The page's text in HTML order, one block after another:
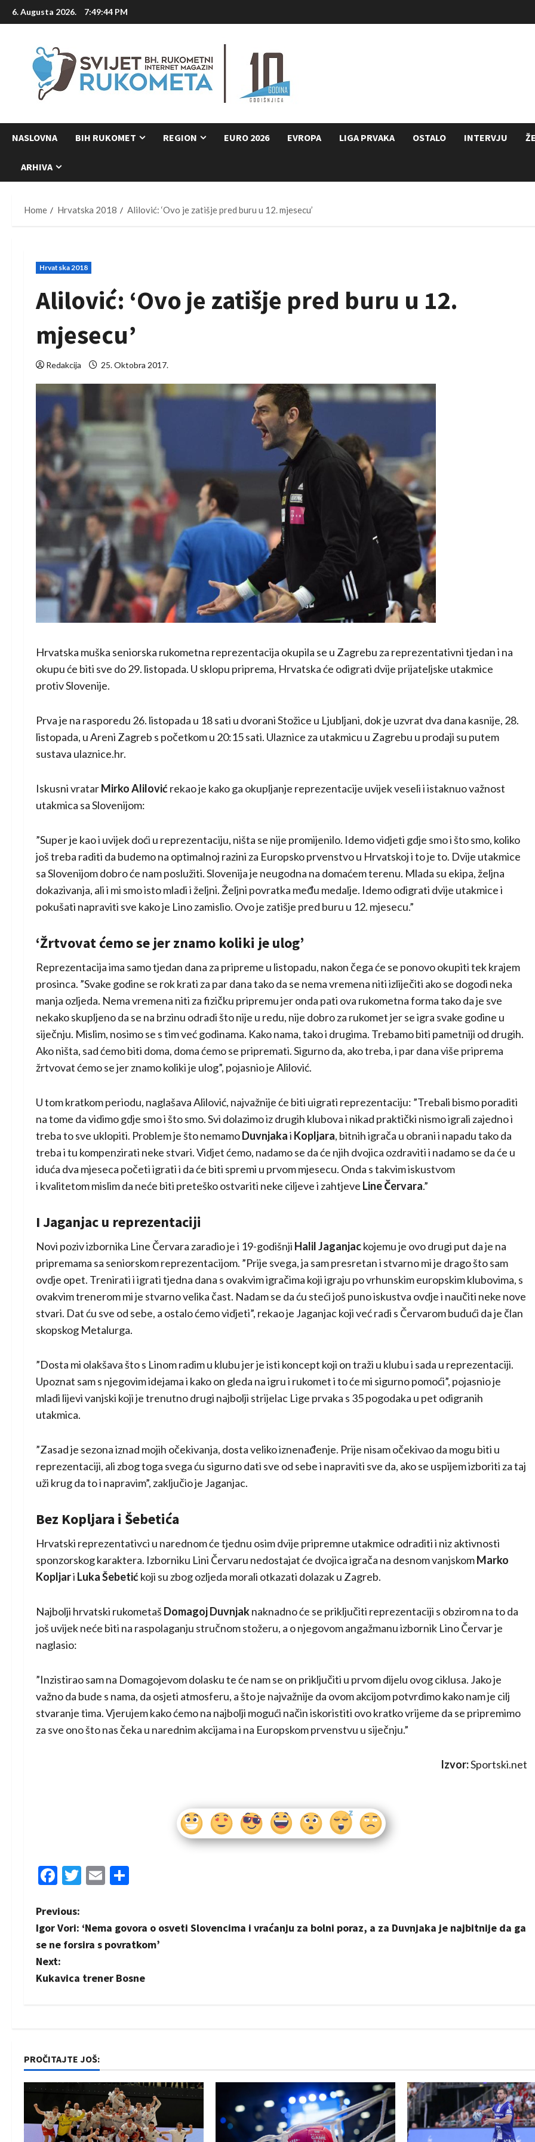
Skip
to
6. Augusta 2026. 7:49:46 PM
NASLOVNA BIH RUKOMET REGION EURO 2026 EVROPA LIGA PRVAKA OSTALO INTERVJU
ARHIVA
Home Hrvatska 2018 Alilović: ‘Ovo je zatišje pred buru u 12. mjesecu’
Hrvatska 2018
Alilović: ‘Ovo je zatišje pred buru u 12.
mjesecu’
Redakcija 25. Oktobra 2017.
Hrvatska muška seniorska rukometna reprezentacija okupila se u Zagrebu za reprezentativni tjedan i na
okupu će biti sve do 29. listopada. U sklopu priprema, Hrvatska će odigrati dvije prijateljske utakmice
protiv Slovenije.
Prva je na rasporedu 26. listopada u 18 sati u dvorani Stožice u Ljubljani, dok je uzvrat dva dana kasnije, 28.
listopada, u Areni Zagreb s početkom u 20:15 sati. Ulaznice za utakmicu u Zagrebu u prodaji su putem
sustava ulaznice.hr.
Iskusni vratarMirko Alilovićrekao je kako ga okupljanje reprezentacije uvijek veseli i istaknuo važnost
utakmica sa Slovenijom:
”Super je kao i uvijek doći u reprezentaciju, ništa se nije promijenilo. Idemo vidjeti gdje smo i što smo, koliko
još treba raditi da budemo na optimalnoj razini za Europsko prvenstvo u Hrvatskoj i to je to. Dvije utakmice
sa Slovenijom dobro će nam poslužiti. Slovenija je neugodna na domaćem terenu. Mlada su ekipa, željna
dokazivanja, ali i mi smo isto mladi i željni. Željni povratka među medalje. Idemo odigrati dvije utakmice i
pokušati napraviti sve kako je Lino zamislio. Ovo je zatišje pred buru u 12. mjesecu.”
‘Žrtvovat ćemo se jer znamo koliki je ulog’
Reprezentacija ima samo tjedan dana za pripreme u listopadu, nakon čega će se ponovo okupiti tek krajem
prosinca. ”Svake godine se rok krati za par dana tako da se nema vremena niti izliječiti ako se dogodi neka
manja ozljeda. Nema vremena niti za fizičku pripremu jer onda pati ova rukometna forma tako da je sve
nekako skupljeno da se na brzinu odradi što nije u redu, nije dobro za rukomet jer se igra svake godine u
siječnju. Mislim, nosimo se s tim već godinama. Kako nama, tako i drugima. Trebamo biti pametniji od drugih.
Ako ništa, sad ćemo biti doma, doma ćemo se pripremati. Sigurno da, ako treba, i par dana više priprema
žrtvovat ćemo se jer znamo koliki je ulog”, pojasnio je Alilović.
U tom kratkom periodu, naglašava Alilović, najvažnije će biti uigrati reprezentaciju: ”Trebali bismo poraditi
na tome da vidimo gdje smo i što smo. Svi dolazimo iz drugih klubova i nikad praktički nismo igrali zajedno i
treba to sve uklopiti. Problem je što nemamoDuvnjakai Kopljara, bitnih igrača u obrani i napadu tako da
treba i tu kompenzirati neke stvari. Vidjet ćemo, nadamo se da će njih dvojica ozdraviti i nadamo se da će u
iduća dva mjeseca početi igrati i da će biti spremi u prvom mjesecu. Onda s takvim iskustvom
i kvalitetom mislim da neće biti preteško ostvariti neke ciljeve i zahtjeve Line Červara.”
I Jaganjac u reprezentaciji
Novi poziv izbornika Line Červara zaradio je i 19-godišnji Halil Jaganjackojemu je ovo drugi put da je na
pripremama sa seniorskom reprezentacijom. ”Prije svega, ja sam presretan i stvarno mi je drago što sam
ovdje opet. Trenirati i igrati tjedna dana s ovakvim igračima koji igraju povrhunskim europskim klubovima, s
ovakvim trenerom mi je stvarno velika čast. Nadam se da ću steći još puno iskustva ovdje i naučiti neke nove
stvari. Dat ću sve od sebe, a ostalo ćemo vidjeti”, rekao je Jaganjac koji već radi s Červarom budući da je član
skopskog Metalurga.
”Dosta mi olakšava što s Linom radim u klubu jer je isti koncept koji on traži u klubu i sada u reprezentaciji.
Upoznat sam s njegovim idejama i kako on gleda na igru i rukomet i to će mi sigurno pomoći”, pojasnio je
mladi lijevi vanjski koji je trenutno drugi najbolji strijelac Lige prvaka s 35 pogodaka u pet odigranih
utakmica.
”Zasad je sezona iznad mojih očekivanja, dosta veliko iznenađenje. Prije nisam očekivao da mogu biti u
reprezentaciji, ali zbog toga svega ću sigurno dati sve od sebe i napraviti sve da, ako se uspijem izboriti za taj
uži krug da to i napravim”, zaključio je Jaganjac.
Bez Kopljara i Šebetića
Hrvatski reprezentativci u narednom će tjednu osim dvije pripremne utakmice odraditi i niz aktivnosti
sponzorskog karaktera. Izborniku Lini Červaru nedostajat će dvojica igrača na desnom vanjskomMarko
Kopljari Luka Šebetićkoji su zbog ozljeda morali otkazati dolazak u Zagreb.
Najbolji hrvatski rukometaš Domagoj Duvnjaknaknadno će se priključiti reprezentaciji s obzirom na to da
još uvijek neće biti na raspolaganju stručnom stožeru, a o njegovom angažmanu izbornik Lino Červar je
naglasio:
”Inzistirao sam na Domagojevom dolasku te će nam se on priključiti u prvom dijelu ovog ciklusa. Jako je
važno da bude s nama, da osjeti atmosferu, a što je najvažnije da ovom akcijom potvrdimo kako nam je cilj
stvaranje tima. Vjerujem kako ćemo na najbolji mogući način iskoristiti ovo kratko vrijeme da se pripremimo
za sve ono što nas čeka u narednim akcijama i na Europskom prvenstvu u siječnju.”
Izvor:Sportski.net
Facebook
Twitter
Email
P
o
s
v
i
g
Previous:
Igor Vori: ‘Nema govora o osveti Slovencima i vraćanju za bolni poraz, a za Duvnjaka je najbitnije da ga
se ne forsira s povratkom’
Next:
Kukavica trener Bosne
PROČITAJTE JOŠ: